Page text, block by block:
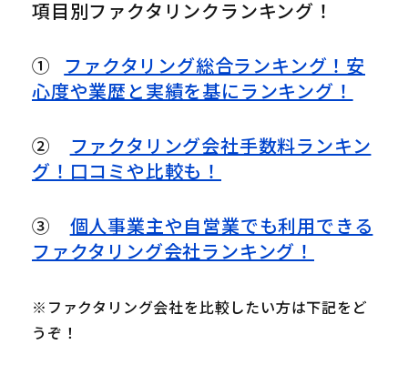
項目別ファクタリンクランキング！
①ファクタリング総合ランキング！安
心度や業歴と実績を基にランキング！
②ファクタリング会社手数料ランキン
グ！口コミや比較も！
③個人事業主や自営業でも利用できる
ファクタリング会社ランキング！
※ファクタリング会社を比較したい方は下記をど
うぞ！